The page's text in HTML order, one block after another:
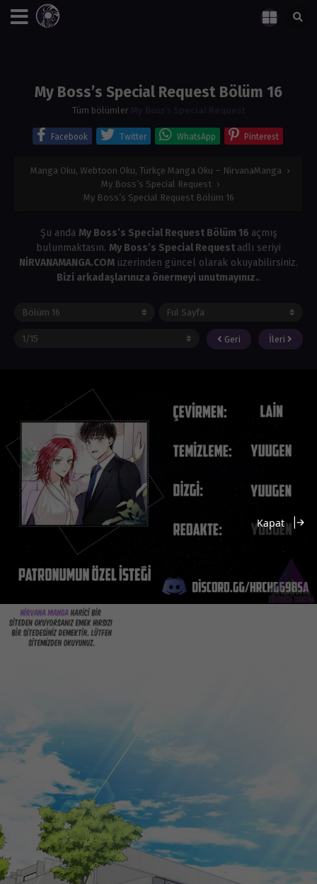
My Boss’s Special Request Bölüm 16
Tüm bölümler My Boss’s Special Request
Facebook Twitter WhatsApp Pinterest
Manga Oku, Webtoon Oku, Türkçe Manga Oku – NirvanaManga ›
My Boss’s Special Request ›
My Boss’s Special Request Bölüm 16
Şu anda My Boss’s Special Request Bölüm 16 açmış
bulunmaktasın. My Boss’s Special Request adlı seriyi
NİRVANAMANGA.COM üzerinden güncel olarak okuyabilirsiniz.
Bizi arkadaşlarınıza önermeyi unutmayınız..
Geri İleri
Kapat